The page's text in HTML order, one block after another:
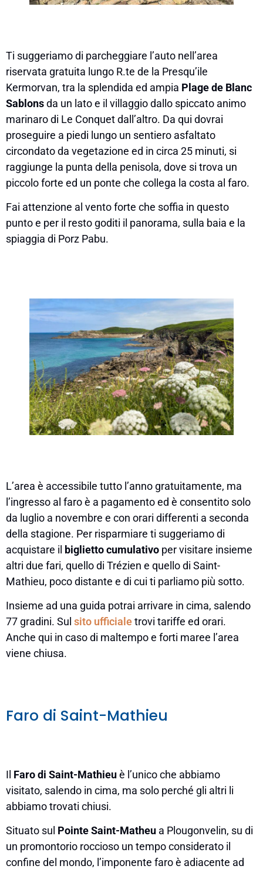
Ti suggeriamo di parcheggiare l’auto nell’area
riservata gratuita lungo R.te de la Presqu’ile
Kermorvan, tra la splendida ed ampia Plage de Blanc
Sablonsda un lato e il villaggio dallo spiccato animo
marinaro di Le Conquet dall’altro. Da qui dovrai
proseguire a piedi lungo un sentiero asfaltato
circondato da vegetazione ed in circa 25 minuti, si
raggiunge la punta della penisola, dove si trova un
piccolo forte ed un ponte che collega la costa al faro.
Fai attenzione al vento forte che soffia in questo
punto e per il resto goditi il panorama, sulla baia e la
spiaggia di Porz Pabu.
L’area è accessibile tutto l’anno gratuitamente, ma
l’ingresso al faro è a pagamento ed è consentito solo
da luglio a novembre e con orari differenti a seconda
della stagione. Per risparmiare ti suggeriamo di
acquistare il biglietto cumulativo per visitare insieme
altri due fari, quello di Trézien e quello di Saint-
Mathieu, poco distante e di cui ti parliamo più sotto.
Insieme ad una guida potrai arrivare in cima, salendo
77 gradini. Sul sito ufficialetrovi tariffe ed orari.
Anche qui in caso di maltempo e forti maree l’area
viene chiusa.
Faro di Saint-Mathieu
Il Faro di Saint-Mathieuè l’unico che abbiamo
visitato, salendo in cima, ma solo perché gli altri li
abbiamo trovati chiusi.
Situato sul Pointe Saint-Matheu a Plougonvelin, su di
un promontorio roccioso un tempo considerato il
confine del mondo, l’imponente faro è adiacente ad